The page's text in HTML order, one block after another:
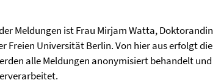
Meldungen ist Frau Mirjam Watta, Doktorandin
Universität Berlin. Von hier aus erfolgt die
alle Meldungen anonymisiert behandelt und